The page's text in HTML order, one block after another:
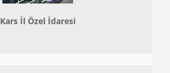
Kars İl Özel İdaresi